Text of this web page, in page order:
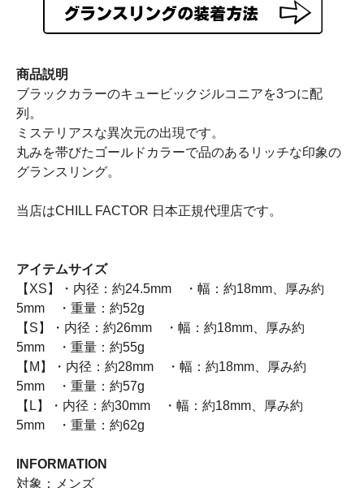
商品説明
ブラックカラーのキュービックジルコニアを3つに配
列。
ミステリアスな異次元の出現です。
丸みを帯びたゴールドカラーで品のあるリッチな印象の
グランスリング。
当店はCHILL FACTOR 日本正規代理店です。
アイテムサイズ
【XS】・内径：約24.5mm ・幅：約18mm、厚み約
5mm ・重量：約52g
【S】・内径：約26mm ・幅：約18mm、厚み約
5mm ・重量：約55g
【M】・内径：約28mm ・幅：約18mm、厚み約
5mm ・重量：約57g
【L】・内径：約30mm ・幅：約18mm、厚み約
5mm ・重量：約62g
INFORMATION
対象：メンズ